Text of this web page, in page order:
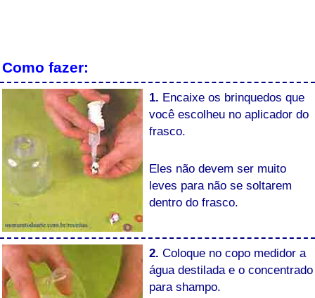
Como fazer:
1. Encaixe os brinquedos que
você escolheu no aplicador do
frasco.
Eles não devem ser muito
leves para não se soltarem
dentro do frasco.
2. Coloque no copo medidor a
água destilada e o concentrado
para shampo.